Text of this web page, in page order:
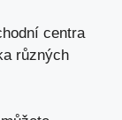
centra
různých